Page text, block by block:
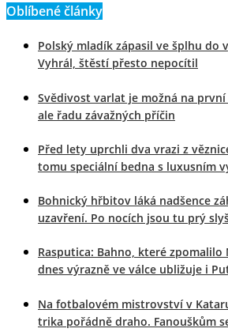
Oblíbené články
Polský mladík zápasil ve šplhu do
Vyhrál, štěstí přesto nepocítil
Svědivost varlat je možná na
ale řadu závažných příčin
Před lety uprchli dva vrazi z
tomu speciální bedna s luxusním
Bohnický hřbitov láká nadšence
uzavření. Po nocích jsou tu prý
Rasputica: Bahno, které
dnes výrazně ve válce ubližuje i
Na fotbalovém mistrovství v
trika pořádně draho. Fanouškům